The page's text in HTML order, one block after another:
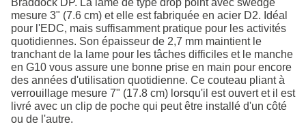
mesure 3" (7.6 cm) et elle est fabriquée en acier D2. Idéal
pour l'EDC, mais suffisamment pratique pour les activités
quotidiennes. Son épaisseur de 2,7 mm maintient le
tranchant de la lame pour les tâches difficiles et le manche
en G10 vous assure une bonne prise en main pour encore
des années d'utilisation quotidienne. Ce couteau pliant à
verrouillage mesure 7" (17.8 cm) lorsqu'il est ouvert et il est
livré avec un clip de poche qui peut être installé d'un côté
ou de l'autre.